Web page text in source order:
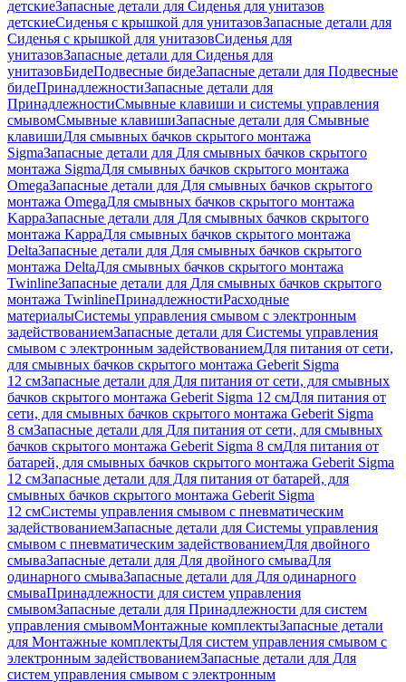
детскиеЗапасные детали для Сиденья для унитазов
детскиеСиденья с крышкой для унитазовЗапасные детали для
Сиденья с крышкой для унитазовСиденья для
унитазовЗапасные детали для Сиденья для
унитазовБидеПодвесные бидеЗапасные детали для Подвесные
бидеПринадлежностиЗапасные детали для
ПринадлежностиСмывные клавиши и системы управления
смывомСмывные клавишиЗапасные детали для Смывные
клавишиДля смывных бачков скрытого монтажа
SigmaЗапасные детали для Для смывных бачков скрытого
монтажа SigmaДля смывных бачков скрытого монтажа
OmegaЗапасные детали для Для смывных бачков скрытого
монтажа OmegaДля смывных бачков скрытого монтажа
KappaЗапасные детали для Для смывных бачков скрытого
монтажа KappaДля смывных бачков скрытого монтажа
DeltaЗапасные детали для Для смывных бачков скрытого
монтажа DeltaДля смывных бачков скрытого монтажа
TwinlineЗапасные детали для Для смывных бачков скрытого
монтажа TwinlineПринадлежностиРасходные
материалыСистемы управления смывом с электронным
задействованиемЗапасные детали для Системы управления
смывом с электронным задействованиемДля питания от сети,
для смывных бачков скрытого монтажа Geberit Sigma
12 смЗапасные детали для Для питания от сети, для смывных
бачков скрытого монтажа Geberit Sigma 12 смДля питания от
сети, для смывных бачков скрытого монтажа Geberit Sigma
8 смЗапасные детали для Для питания от сети, для смывных
бачков скрытого монтажа Geberit Sigma 8 смДля питания от
батарей, для смывных бачков скрытого монтажа Geberit Sigma
12 смЗапасные детали для Для питания от батарей, для
смывных бачков скрытого монтажа Geberit Sigma
12 смСистемы управления смывом с пневматическим
задействованиемЗапасные детали для Системы управления
смывом с пневматическим задействованиемДля двойного
смываЗапасные детали для Для двойного смываДля
одинарного смываЗапасные детали для Для одинарного
смываПринадлежности для систем управления
смывомЗапасные детали для Принадлежности для систем
управления смывомМонтажные комплектыЗапасные детали
для Монтажные комплектыДля систем управления смывом с
электронным задействованиемЗапасные детали для Для
систем управления смывом с электронным